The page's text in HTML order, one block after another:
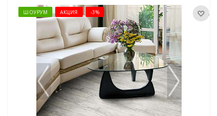
ШОУРУМ АКЦИЯ -3%